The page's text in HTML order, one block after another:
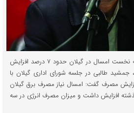
میزان مصرف برق در سه ماهه نخست امسال در گیلان حدود ۷ درصد افزایش
جمشید طالبی در جلسه شورای اداری گیلان با
مصرف گفت: امسال نیاز مصرف برق گیلان
افزایش داشت و میزان مصرف انرژی در سه